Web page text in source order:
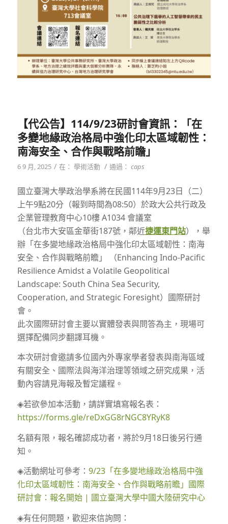
【代公告】114/9/23研討會資訊：「在
多變地緣政治格局中強化印太區域韌性：
南海安全、合作與戰略前瞻」
6 9 月, 2025 / 在： 學術活動 / 通過： caps
國立臺灣大學政治學系將在民國114年9月23日（二）
上午9點20分（報到時間為08:50）於政大公共行政及
企業管理教育中心10樓 A1034 會議室
（台北市大安區金華街187號，鄰近捷運東門站），舉
辦「在多變地緣政治格局中強化印太區域韌性：南海
安全、合作與戰略前瞻」 （Enhancing Indo-Pacific
Resilience Amidst a Volatile Geopolitical
Landscape: South China Sea Security,
Cooperation, and Strategic Foresight）國際研討
會。
此次國際研討會主要以實體發表與問答為主，現場可
選擇配備同步翻譯耳機。
本次研討會邀請多位國內外專家學者發表與南海區域
有關安全、國際法與海洋治理等領域之研究成果，活
動內容請見海報及暫定議程。
◈若欲參加本活動，請詳實填寫報名表：
https://forms.gle/reDxGG8rNGC8YRyK8
名額有限，報名確認成功者，將於9月18日後另行通
知。
◈活動網址可參考： 9/23「在多變地緣政治格局中強
化印太區域韌性：南海安全、合作與戰略前瞻」國際
研討會：報名開始 | 國立臺灣大學中國大陸研究中心
◈有任何問題，歡迎來信詢問：